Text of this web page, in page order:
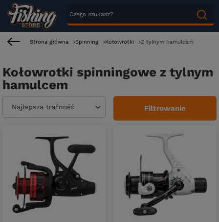
Strona główna Spinning Kołowrotki Z tylnym hamulcem
Kołowrotki spinningowe z tylnym
hamulcem
Zmień sortowanie
Najlepsza trafność Filtrowanie